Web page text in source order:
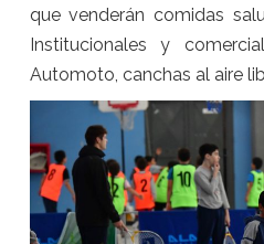
que venderán comidas
Institucionales y
Automoto, canchas al aire